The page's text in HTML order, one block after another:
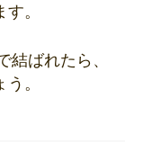
。
結ばれたら、
。